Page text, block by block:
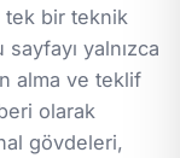
tek bir teknik
yalnızca
alma ve teklif
olarak
gövdeleri,